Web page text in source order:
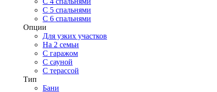
С 5 спальнями
С 6 спальнями
Опции
Для узких участков
На 2 семьи
С гаражом
С сауной
С терассой
Тип
Бани